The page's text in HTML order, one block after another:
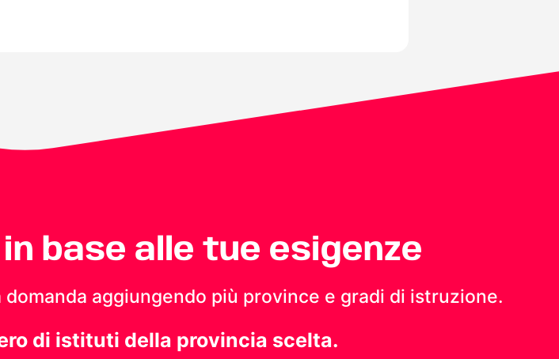
base alle tue esigenze
aggiungendo più province e gradi di istruzione.
di istituti della provincia scelta.